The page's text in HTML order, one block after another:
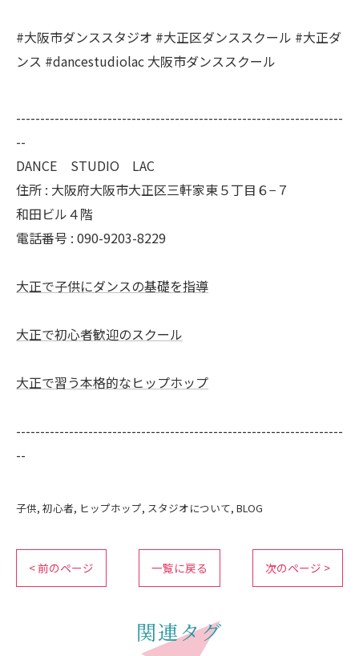
#大阪市ダンススタジオ #大正区ダンススクール #大正ダ
ンス #dancestudiolac 大阪市ダンススクール
--------------------------------------------------------------------
--
DANCE STUDIO LAC
住所 : 大阪府大阪市大正区三軒家東５丁目６−７
和田ビル４階
電話番号 : 090-9203-8229
大正で子供にダンスの基礎を指導
大正で初心者歓迎のスクール
大正で習う本格的なヒップホップ
--------------------------------------------------------------------
--
子供 初心者 ヒップホップ スタジオについて BLOG
< 前のページ 一覧に戻る 次のページ >
関連タグ